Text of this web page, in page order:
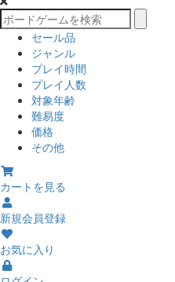
セール品
ジャンル
プレイ時間
プレイ人数
対象年齢
難易度
価格
その他
カートを見る
新規会員登録
お気に入り